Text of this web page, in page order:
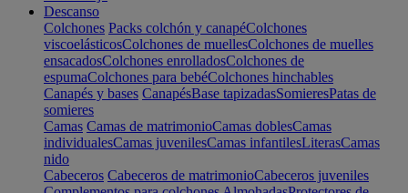
Descanso
Colchones Packs colchón y canapéColchones
viscoelásticosColchones de muellesColchones de muelles
ensacadosColchones enrolladosColchones de
espumaColchones para bebéColchones hinchables
Canapés y bases CanapésBase tapizadasSomieresPatas de
somieres
Camas Camas de matrimonioCamas doblesCamas
individualesCamas juvenilesCamas infantilesLiterasCamas
nido
Cabeceros Cabeceros de matrimonioCabeceros juveniles